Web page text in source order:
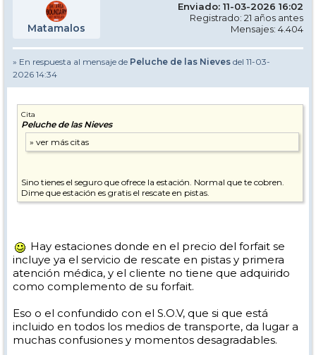
Matamalos
Enviado: 11-03-2026 16:02
Registrado: 21 años antes
Mensajes: 4.404
» En respuesta al mensaje de Peluche de las Nieves del 11-03-
2026 14:34
Cita
Peluche de las Nieves
Sino tienes el seguro que ofrece la estación. Normal que te cobren.
Dime que estación es gratis el rescate en pistas.
Hay estaciones donde en el precio del forfait se
incluye ya el servicio de rescate en pistas y primera
atención médica, y el cliente no tiene que adquirido
como complemento de su forfait.
Eso o el confundido con el S.O.V, que si que está
incluido en todos los medios de transporte, da lugar a
muchas confusiones y momentos desagradables.